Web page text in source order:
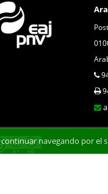
navegando por el